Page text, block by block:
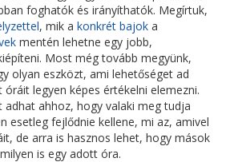
foghatók és irányíthatók. Megírtuk,
, mik a konkrét bajok a
mentén lehetne egy jobb,
Most még tovább megyünk,
olyan eszközt, ami lehetőséget ad
legyen képes értékelni elemezni.
adhat ahhoz, hogy valaki meg tudja
esetleg fejlődnie kellene, mi az, amivel
de arra is hasznos lehet, hogy mások
is egy adott óra.